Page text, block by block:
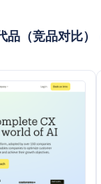
（竞品对比）